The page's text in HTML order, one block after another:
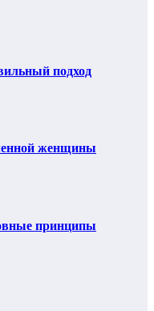
подход
женщины
принципы